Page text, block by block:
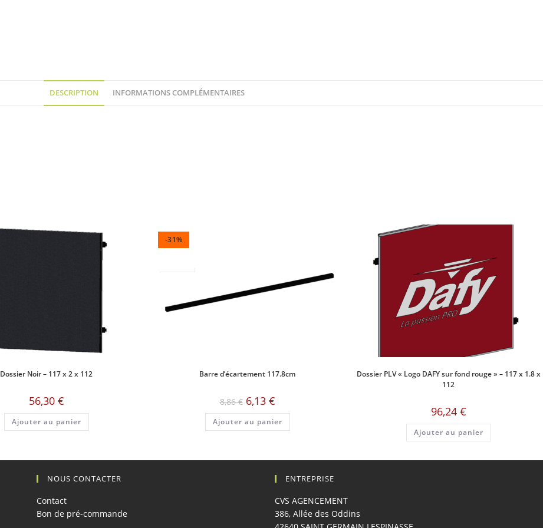
DESCRIPTION INFORMATIONS COMPLÉMENTAIRES
Dossier Noir – 117 x 2 x 112
56,30 €
Ajouter au panier
-31%
Barre d’écartement 117.8cm
8,86€ Le
prix
initial
était :
8,86 €.
6,13 €Le
prix
actuel
est :
6,13 €.
Ajouter au panier
Dossier PLV « Logo DAFY sur fond rouge » – 117 x 1.8 x
112
96,24 €
Ajouter au panier
NOUS CONTACTER
Contact
Bon de pré-commande
ENTREPRISE
CVS AGENCEMENT
386, Allée des Oddins